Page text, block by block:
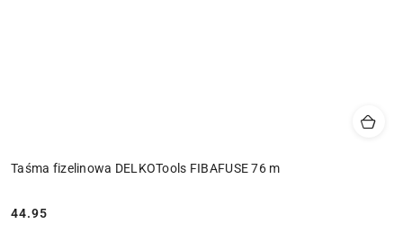
Taśma fizelinowa DELKOTools FIBAFUSE 76 m
Cena:
44.95